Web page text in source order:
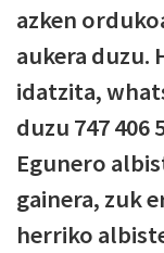
azken
aukera duzu.
idatzita,
duzu 747
Egunero
gainera, zuk
herriko